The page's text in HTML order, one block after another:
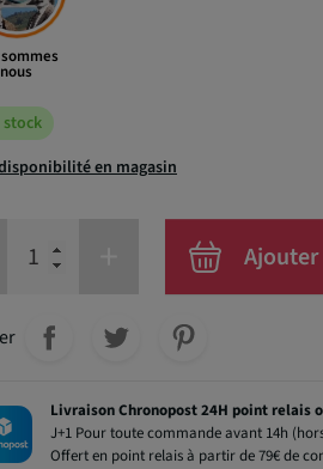
nous
stock
en magasin
Livraison Chronopost 24H point relais
J+1 Pour toute commande avant 14h
Offert en point relais à partir de 79€ de